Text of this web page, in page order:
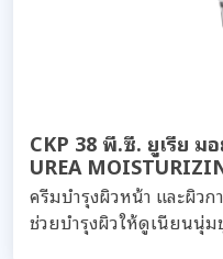
CKP 38 พี.ซี. ยูเรีย ม
UREA
ครีมบำรุงผิวหน้า และผิว
ช่วยบำรุงผิวให้ดูเนียนนุ่